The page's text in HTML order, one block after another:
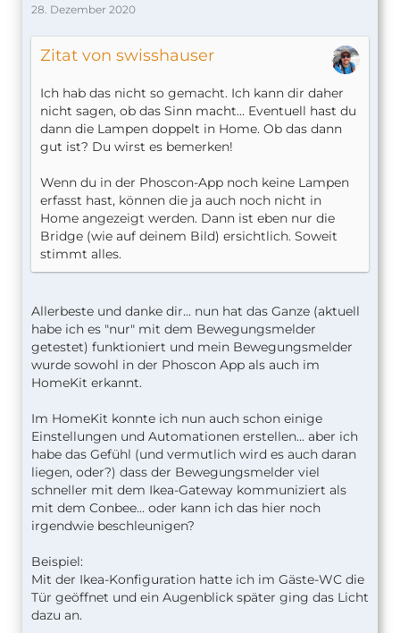
28. Dezember 2020
Zitat von swisshauser
Ich hab das nicht so gemacht. Ich kann dir daher
nicht sagen, ob das Sinn macht... Eventuell hast du
dann die Lampen doppelt in Home. Ob das dann
gut ist? Du wirst es bemerken!
Wenn du in der Phoscon-App noch keine Lampen
erfasst hast, können die ja auch noch nicht in
Home angezeigt werden. Dann ist eben nur die
Bridge (wie auf deinem Bild) ersichtlich. Soweit
stimmt alles.
Allerbeste und danke dir... nun hat das Ganze (aktuell
habe ich es "nur" mit dem Bewegungsmelder
getestet) funktioniert und mein Bewegungsmelder
wurde sowohl in der Phoscon App als auch im
HomeKit erkannt.
Im HomeKit konnte ich nun auch schon einige
Einstellungen und Automationen erstellen... aber ich
habe das Gefühl (und vermutlich wird es auch daran
liegen, oder?) dass der Bewegungsmelder viel
schneller mit dem Ikea-Gateway kommuniziert als
mit dem Conbee... oder kann ich das hier noch
irgendwie beschleunigen?
Beispiel:
Mit der Ikea-Konfiguration hatte ich im Gäste-WC die
Tür geöffnet und ein Augenblick später ging das Licht
dazu an.